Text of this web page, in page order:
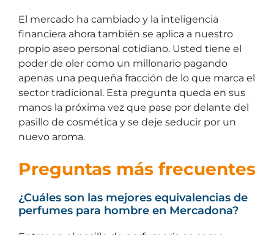
El mercado ha cambiado y la inteligencia
financiera ahora también se aplica a nuestro
propio aseo personal cotidiano. Usted tiene el
poder de oler como un millonario pagando
apenas una pequeña fracción de lo que marca el
sector tradicional. Esta pregunta queda en sus
manos la próxima vez que pase por delante del
pasillo de cosmética y se deje seducir por un
nuevo aroma.
Preguntas más frecuentes
¿Cuáles son las mejores equivalencias de
perfumes para hombre en Mercadona?